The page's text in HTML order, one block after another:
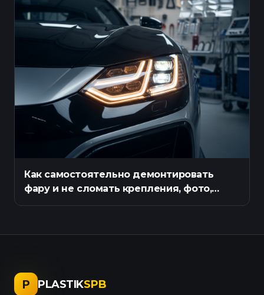
Как самостоятельно демонтировать
фару и не сломать крепления, фото,
инструкция
P PLASTIKSPB